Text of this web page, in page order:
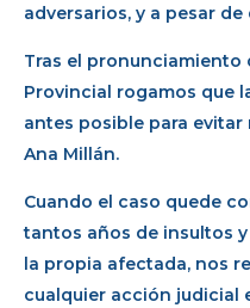
adversarios, y a pesar
Tras el pronunciamiento
Provincial rogamos que
antes posible para
Ana Millán.
Cuando el caso quede
tantos años de insultos
la propia afectada, nos
cualquier acción judicial